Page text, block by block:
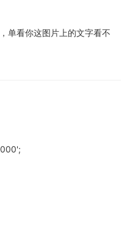
单看你这图片上的文字看不